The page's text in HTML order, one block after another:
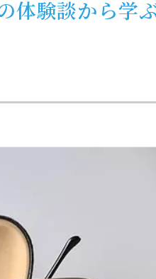
体験談から学